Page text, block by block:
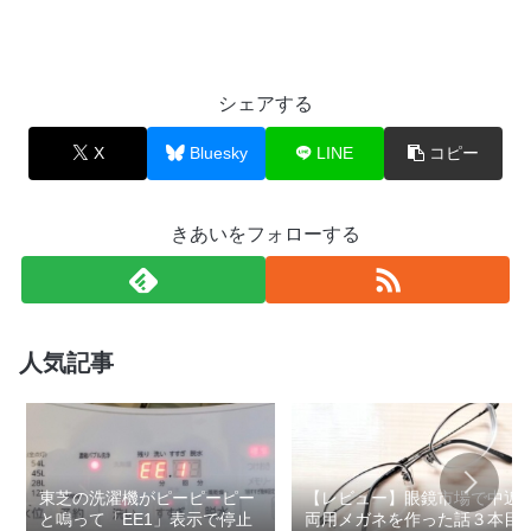
シェアする
X Bluesky LINE コピー
きあいをフォローする
人気記事
東芝の洗濯機がピーピーピー
と鳴って「EE1」表示で停止
【レビュー】眼鏡市場で中近
両用メガネを作った話３本目